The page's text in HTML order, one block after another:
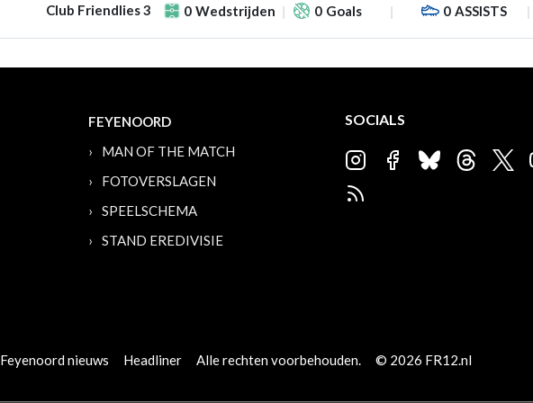
Club Friendlies 3 0 Wedstrijden 0 Goals 0 ASSISTS
FEYENOORD
MAN OF THE MATCH
FOTOVERSLAGEN
SPEELSCHEMA
STAND EREDIVISIE
SOCIALS
Feyenoord nieuws Headliner Alle rechten voorbehouden. © 2026 FR12.nl